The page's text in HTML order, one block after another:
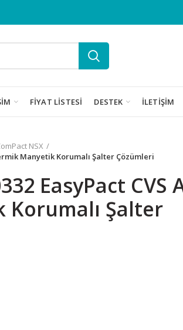
FIYAT LISTESI DESTEK İLETIŞIM
NSX
Manyetik Korumalı Şalter Çözümleri
EasyPact CVS
Şalter
Manyetik Korumalı Şalter Çözümleri adet